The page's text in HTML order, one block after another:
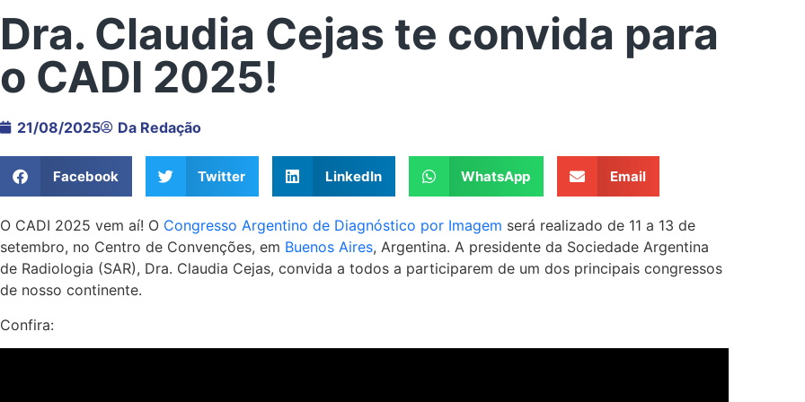
Dra. Claudia Cejas te convida para
o CADI 2025!
21/08/2025 Da Redação
Facebook Twitter LinkedIn WhatsApp Email
O CADI 2025 vem aí! O Congresso Argentino de Diagnóstico por Imagem será realizado de 11 a 13 de
setembro, no Centro de Convenções, em Buenos Aires, Argentina. A presidente da Sociedade Argentina
de Radiologia (SAR), Dra. Claudia Cejas, convida a todos a participarem de um dos principais congressos
de nosso continente.
Confira: